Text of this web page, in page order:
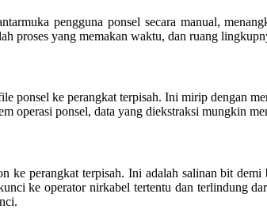
pengguna ponsel secara manual,
proses yang memakan waktu, dan ruang
ponsel ke perangkat terpisah. Ini mirip dengan
operasi ponsel, data yang diekstraksi mungkin
ke perangkat terpisah. Ini adalah salinan bit
ke operator nirkabel tertentu dan terlindung